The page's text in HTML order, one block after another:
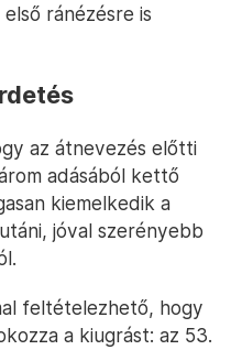
ránézésre is
az átnevezés előtti
adásából kettő
kiemelkedik a
jóval szerényebb
feltételezhető, hogy
a kiugrást: az 53.